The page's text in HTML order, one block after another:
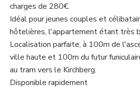
charges de 280€.
Idéal pour jeunes couples et
hôtelières, l'appartement étant très
Localisation parfaite, à 100m de
ville haute et 100m du futur
au tram vers le Kirchberg.
Disponible rapidement